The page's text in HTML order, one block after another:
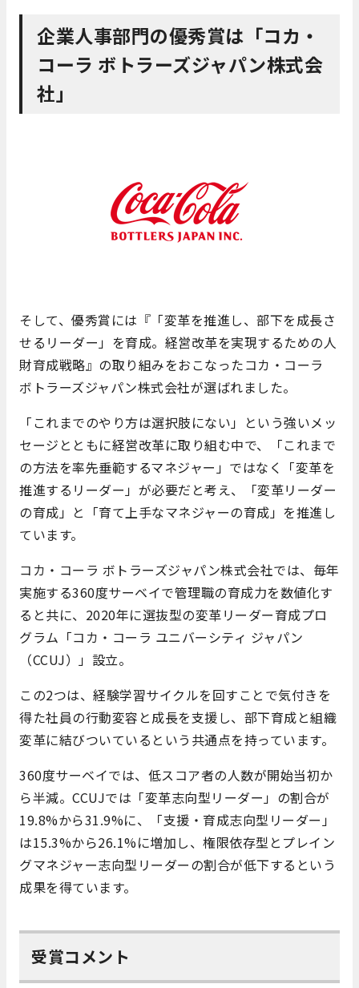
企業人事部門の優秀賞は「コカ・
コーラ ボトラーズジャパン株式会
社」
そして、優秀賞には『「変革を推進し、部下を成長さ
せるリーダー」を育成。経営改革を実現するための人
財育成戦略』の取り組みをおこなったコカ・コーラ
ボトラーズジャパン株式会社が選ばれました。
「これまでのやり方は選択肢にない」という強いメッ
セージとともに経営改革に取り組む中で、「これまで
の方法を率先垂範するマネジャー」ではなく「変革を
推進するリーダー」が必要だと考え、「変革リーダー
の育成」と「育て上手なマネジャーの育成」を推進し
ています。
コカ・コーラ ボトラーズジャパン株式会社では、毎年
実施する360度サーベイで管理職の育成力を数値化す
ると共に、2020年に選抜型の変革リーダー育成プロ
グラム「コカ・コーラ ユニバーシティ ジャパン
（CCUJ）」設立。
この2つは、経験学習サイクルを回すことで気付きを
得た社員の行動変容と成長を支援し、部下育成と組織
変革に結びついているという共通点を持っています。
360度サーベイでは、低スコア者の人数が開始当初か
ら半減。CCUJでは「変革志向型リーダー」の割合が
19.8%から31.9%に、「支援・育成志向型リーダー」
は15.3%から26.1%に増加し、権限依存型とプレイン
グマネジャー志向型リーダーの割合が低下するという
成果を得ています。
受賞コメント